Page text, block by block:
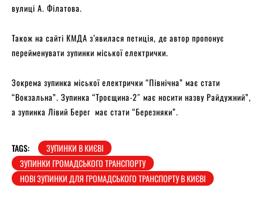
вулиці А. Філатова.
Також на сайті КМДА з’явилася петиція, де автор пропонує
перейменувати зупинки міської електрички.
Зокрема зупинка міської електрички “Північна” має стати
“Вокзальна”. Зупинка “Троєщина-2″ має носити назву Райдужний”,
а зупинка Лівий Берег має стати “Березняки”.
TAGS:
ЗУПИНКИ В КИЄВІ
ЗУПИНКИ ГРОМАДСЬКОГО ТРАНСПОРТУ
НОВІ ЗУПИНКИ ДЛЯ ГРОМАДСЬКОГО ТРАНСПОРТУ В КИЄВІ